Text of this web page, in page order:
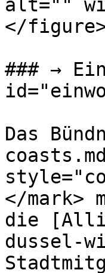
alt=""
</
### →
Das
</
die
dussel-